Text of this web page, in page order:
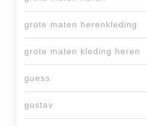
grote maten herenkleding
grote maten kleding heren
guess
gustav